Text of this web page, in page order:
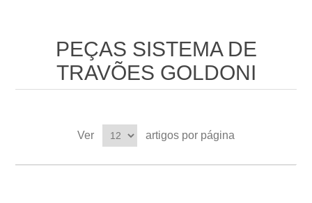
PEÇAS SISTEMA DE
TRAVÕES GOLDONI
Ver artigos por página